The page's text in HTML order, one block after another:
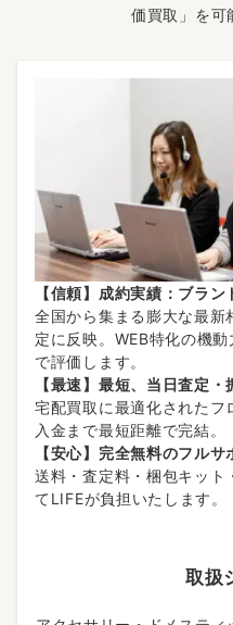
価買取」を可
【信頼】成約実績：ブラ
全国から集まる膨大な最新
定に反映。WEB特化の機
で評価します。
【最速】最短、当日査定・
宅配買取に最適化された
入金まで最短距離で完結。
【安心】完全無料のフルサ
送料・査定料・梱包キッ
てLIFEが負担いたします。
取扱